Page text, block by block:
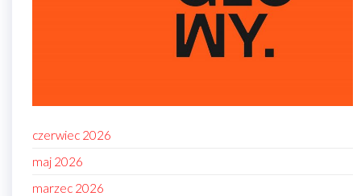
czerwiec 2026
maj 2026
marzec 2026